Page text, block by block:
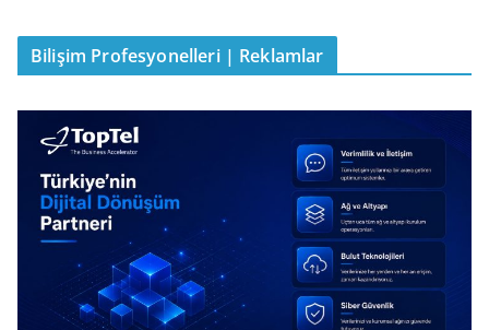
Bilişim Profesyonelleri | Reklamlar